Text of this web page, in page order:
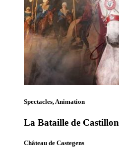
Spectacles, Animation
La Bataille de Castillon
Château de Castegens